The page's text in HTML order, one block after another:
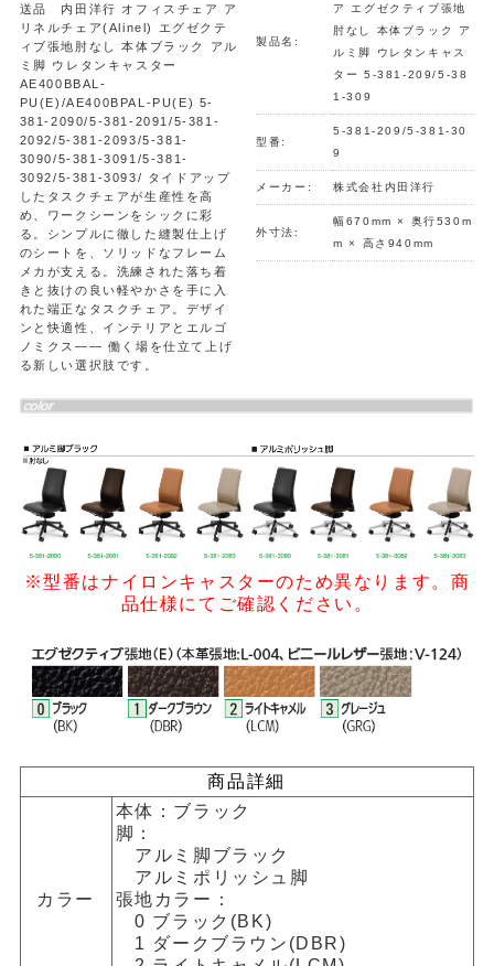
送品 内田洋行 オフィスチェア ア
リネルチェア(Alinel) エグゼクテ
ィブ張地肘なし 本体ブラック アル
ミ脚 ウレタンキャスター
AE400BBAL-
PU(E)/AE400BPAL-PU(E) 5-
381-2090/5-381-2091/5-381-
2092/5-381-2093/5-381-
3090/5-381-3091/5-381-
3092/5-381-3093/ タイドアップ
したタスクチェアが生産性を高
め、ワークシーンをシックに彩
る。シンプルに徹した縫製仕上げ
のシートを、ソリッドなフレーム
メカが支える。洗練された落ち着
きと抜けの良い軽やかさを手に入
れた端正なタスクチェア。デザイ
ンと快適性、インテリアとエルゴ
ノミクス―― 働く場を仕立て上げ
る新しい選択肢です。
製品名:
ア エグゼクティブ張地
肘なし 本体ブラック ア
ルミ脚 ウレタンキャス
ター 5-381-209/5-38
1-309
型番:
5-381-209/5-381-30
9
メーカー: 株式会社内田洋行
外寸法:
幅670mm × 奥行530m
m × 高さ940mm
※型番はナイロンキャスターのため異なります。商
品仕様にてご確認ください。
商品詳細
カラー
本体：ブラック
脚：
アルミ脚ブラック
アルミポリッシュ脚
張地カラー：
0 ブラック(BK)
1 ダークブラウン(DBR)